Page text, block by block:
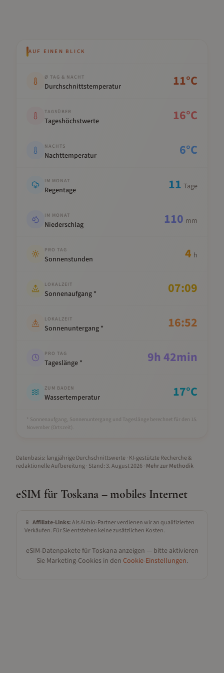
AUF EINEN BLICK
Ø TAG & NACHT
Durchschnittstemperatur 11°C
TAGSÜBER
Tageshöchstwerte 16°C
NACHTS
Nachttemperatur 6°C
IM MONAT
Regentage 11 Tage
IM MONAT
Niederschlag 110 mm
PRO TAG
Sonnenstunden 4 h
LOKALZEIT
Sonnenaufgang * 07:09
LOKALZEIT
Sonnenuntergang * 16:52
PRO TAG
Tageslänge * 9h 42min
ZUM BADEN
Wassertemperatur 17°C
* Sonnenaufgang, Sonnenuntergang und Tageslänge berechnet für den 15.
November (Ortszeit).
Datenbasis: langjährige Durchschnittswerte · KI-gestützte Recherche &
redaktionelle Aufbereitung· Stand: 3. August 2026· Mehr zur Methodik
eSIM für Toskana – mobiles Internet
📱 Affiliate-Links:Als Airalo-Partner verdienen wir an qualifizierten
Verkäufen. Für Sie entstehen keine zusätzlichen Kosten.
eSIM-Datenpakete fürToskana anzeigen — bitte aktivieren
Sie Marketing-Cookies in den Cookie-Einstellungen.